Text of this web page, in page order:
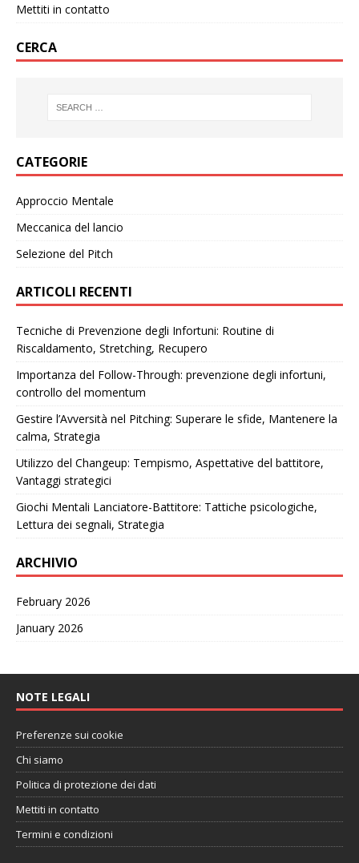
Mettiti in contatto
CERCA
CATEGORIE
Approccio Mentale
Meccanica del lancio
Selezione del Pitch
ARTICOLI RECENTI
Tecniche di Prevenzione degli Infortuni: Routine di
Riscaldamento, Stretching, Recupero
Importanza del Follow-Through: prevenzione degli infortuni,
controllo del momentum
Gestire l’Avversità nel Pitching: Superare le sfide, Mantenere la
calma, Strategia
Utilizzo del Changeup: Tempismo, Aspettative del battitore,
Vantaggi strategici
Giochi Mentali Lanciatore-Battitore: Tattiche psicologiche,
Lettura dei segnali, Strategia
ARCHIVIO
February 2026
January 2026
NOTE LEGALI
Preferenze sui cookie
Chi siamo
Politica di protezione dei dati
Mettiti in contatto
Termini e condizioni